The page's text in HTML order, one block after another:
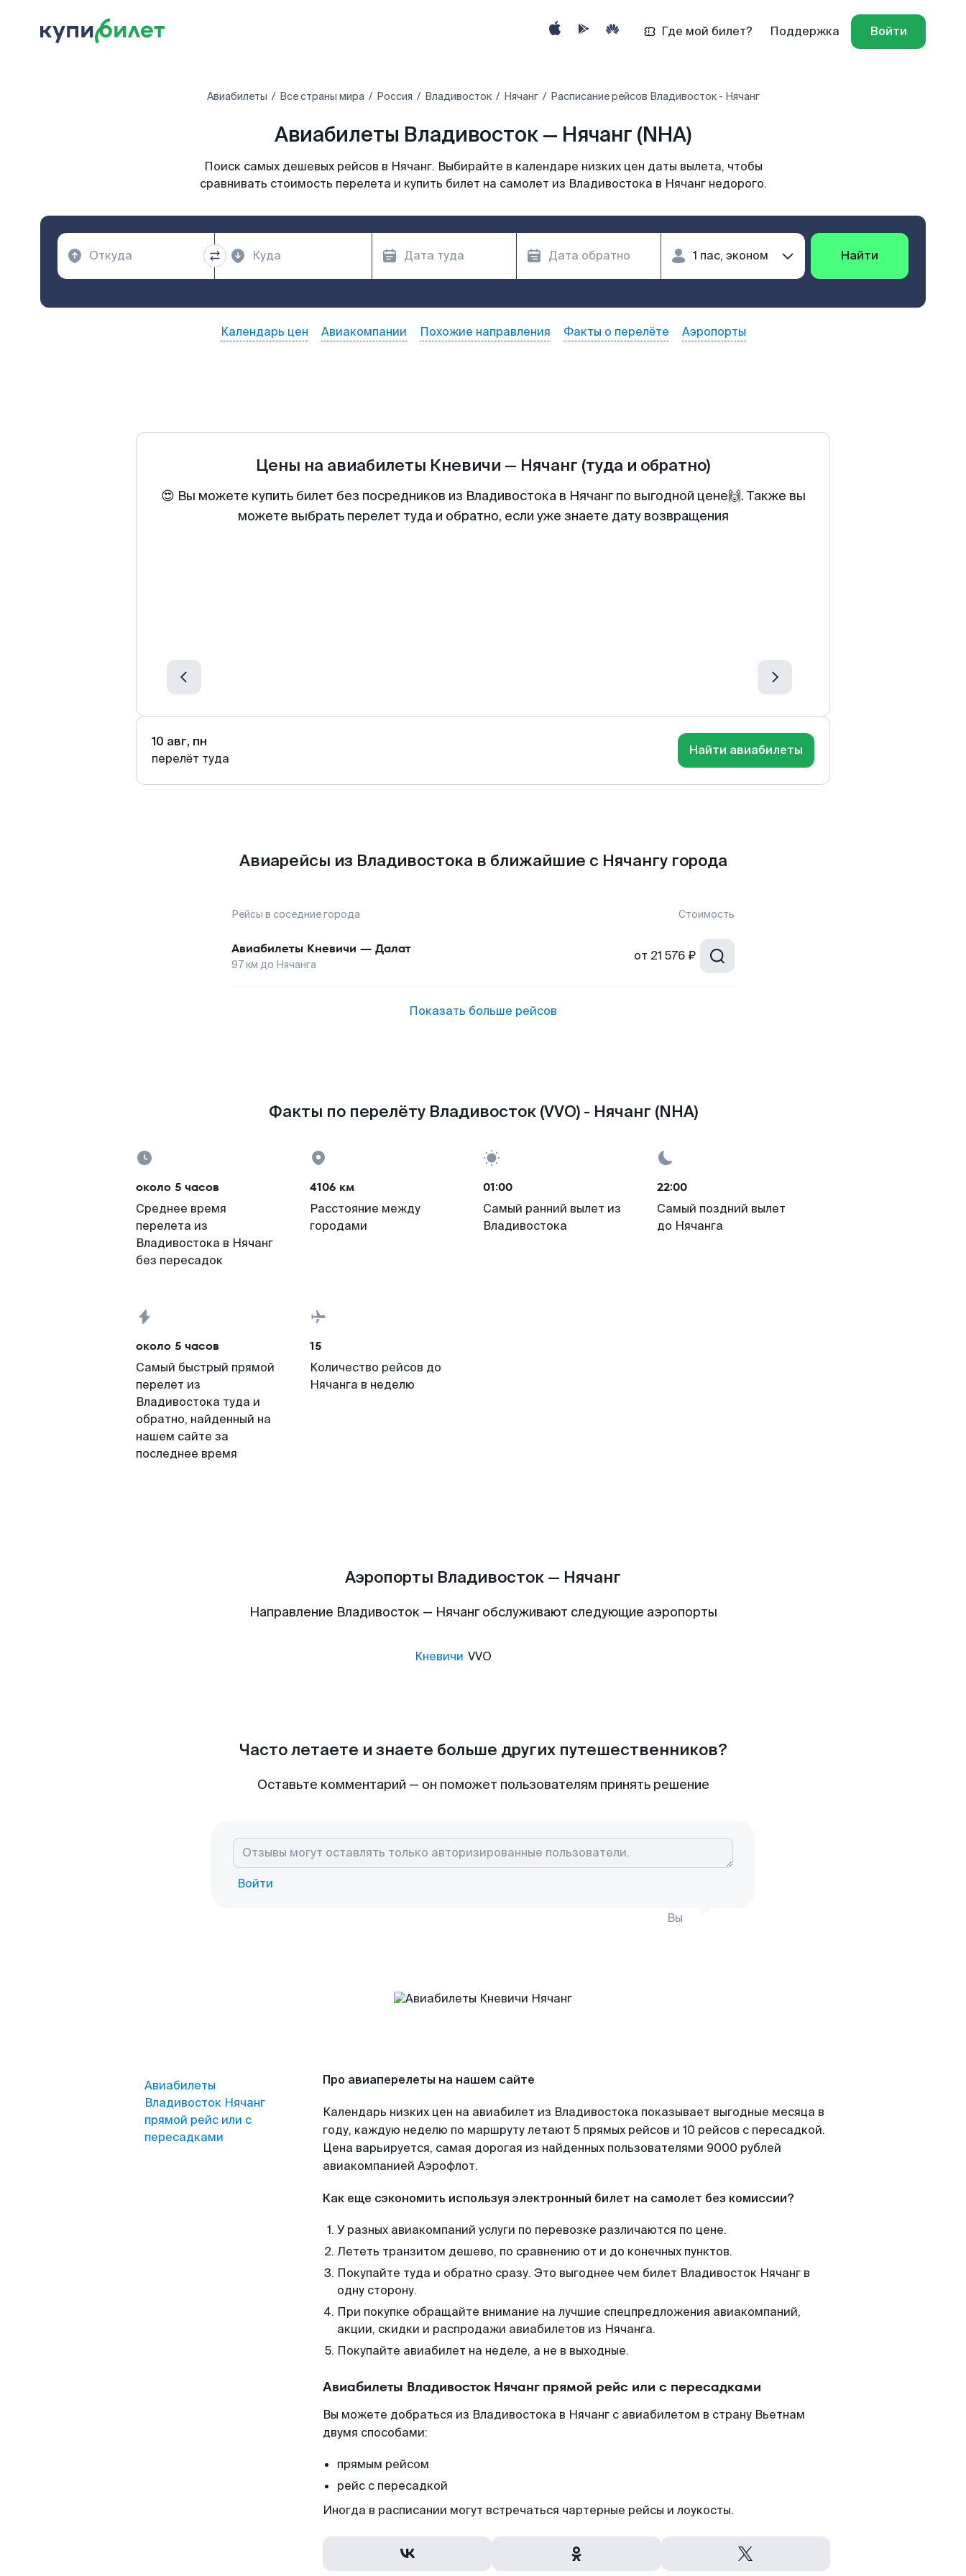
Где мой билет? Поддержка Войти
Авиабилеты Все страны мира Россия Владивосток Нячанг Расписание рейсов Владивосток - Нячанг
Авиабилеты Владивосток — Нячанг (NHA)
Поиск самых дешевых рейсов в Нячанг. Выбирайте в календаре низких цен даты вылета, чтобы
сравнивать стоимость перелета и купить билет на самолет из Владивостока в Нячанг недорого.
Найти
Календарь цен Авиакомпании Похожие направления Факты о перелёте Аэропорты
Цены на авиабилеты Кневичи — Нячанг (туда и обратно)
😍 Вы можете купить билет без посредников из Владивостока в Нячанг по выгодной цене🙌. Также вы
можете выбрать перелет туда и обратно, если уже знаете дату возвращения
10 авг, пн
перелёт туда
Найти авиабилеты
Авиарейсы из Владивостока в ближайшие с Нячангу города
Рейсы в соседние города Стоимость
Авиабилеты Кневичи — Далат
97км до Нячанга
от 21 576 ₽
Показать больше рейсов
Факты по перелёту Владивосток (VVO) - Нячанг (NHA)
около 5 часов
Среднее время
перелета из
Владивостока в Нячанг
без пересадок
4106 км
Расстояние между
городами
01:00
Самый ранний вылет из
Владивостока
22:00
Самый поздний вылет
до Нячанга
около 5 часов
Самый быстрый прямой
перелет из
Владивостока туда и
обратно, найденный на
нашем сайте за
последнее время
15
Количество рейсов до
Нячанга в неделю
Аэропорты Владивосток — Нячанг
Направление Владивосток — Нячанг обслуживают следующие аэропорты
Кневичи VVO
Часто летаете и знаете больше других путешественников?
Оставьте комментарий — он поможет пользователям принять решение
Войти
Вы
Авиабилеты
Владивосток Нячанг
прямой рейс или с
пересадками
Про авиаперелеты на нашем сайте
Календарь низких цен на авиабилет из Владивостока показывает выгодные месяца в
году, каждую неделю по маршруту летают 5 прямых рейсов и 10 рейсов с пересадкой.
Цена варьируется, самая дорогая из найденных пользователями 9000 рублей
авиакомпанией Аэрофлот.
Как еще сэкономить используя электронный билет на самолет без комиссии?
У разных авиакомпаний услуги по перевозке различаются по цене.
Лететь транзитом дешево, по сравнению от и до конечных пунктов.
Покупайте туда и обратно сразу. Это выгоднее чем билет Владивосток Нячанг в
одну сторону.
При покупке обращайте внимание на лучшие спецпредложения авиакомпаний,
акции, скидки и распродажи авиабилетов из Нячанга.
Покупайте авиабилет на неделе, а не в выходные.
Авиабилеты Владивосток Нячанг прямой рейс или с пересадками
Вы можете добраться из Владивостока в Нячанг с авиабилетом в страну Вьетнам
двумя способами:
прямым рейсом
рейс с пересадкой
Иногда в расписании могут встречаться чартерные рейсы и лоукосты.